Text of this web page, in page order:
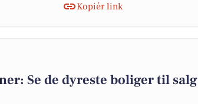
Kopiér link
Se de dyreste boliger til salg